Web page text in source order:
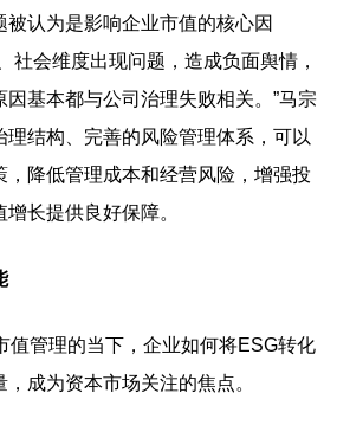
认为是影响企业市值的核心因
社会维度出现问题，造成负面舆情，
基本都与公司治理失败相关。”马宗
理结构、完善的风险管理体系，可以
，降低管理成本和经营风险，增强投
长提供良好保障。
管理的当下，企业如何将ESG转化
成为资本市场关注的焦点。